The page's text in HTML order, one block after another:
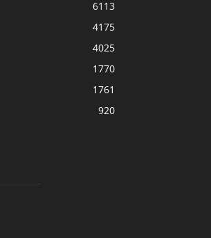
6113
4175
4025
1770
1761
920